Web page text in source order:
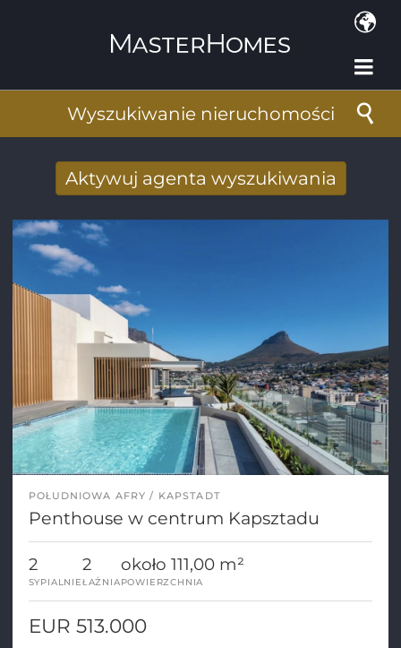
Wyszukiwanie nieruchomości
Aktywuj agenta wyszukiwania
drogą mailową
POŁUDNIOWA AFRY KAPSTADT
Penthouse w centrum Kapsztadu
2
SYPIALNIE
2
ŁAŹNIA
około 111,00 m²
POWIERZCHNIA
EUR 513.000